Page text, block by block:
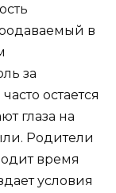
в
за
остается
глаза на
Родители
время
условия